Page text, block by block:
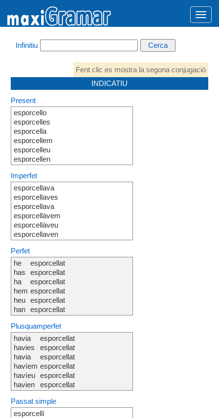
Infinitiu
Fent clic es mostra la segona conjugació
INDICATIU
Present
esporcello
esporcelles
esporcella
esporcellem
esporcelleu
esporcellen
Imperfet
esporcellava
esporcellaves
esporcellava
esporcellàvem
esporcellàveu
esporcellaven
Perfet
he
has
ha
hem
heu
han
esporcellat
esporcellat
esporcellat
esporcellat
esporcellat
esporcellat
Plusquamperfet
havia
havies
havia
havíem
havíeu
havien
esporcellat
esporcellat
esporcellat
esporcellat
esporcellat
esporcellat
Passat simple
esporcellí